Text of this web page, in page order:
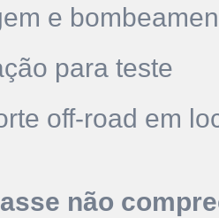
e
para teste
off-road em
não